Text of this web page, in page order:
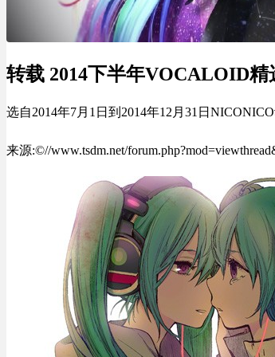
转载 2014下半年VOCALOID精
选自2014年7月1日到2014年12月31日
来源:©//www.tsdm.net/